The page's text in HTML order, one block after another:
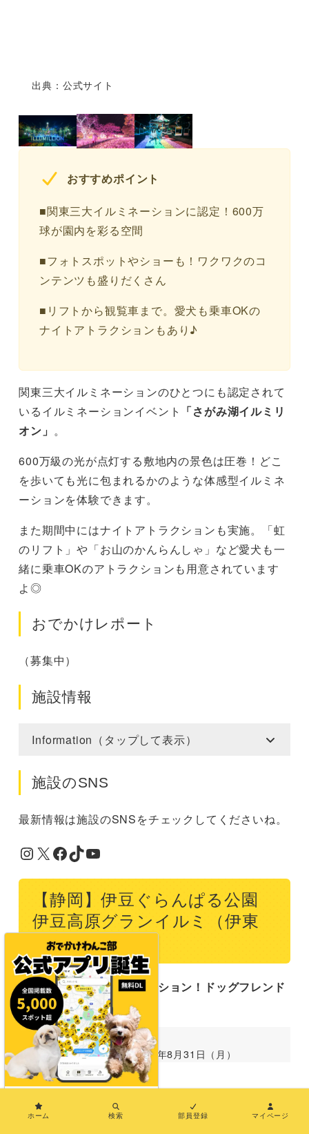
出典：公式サイト
おすすめポイント
■関東三大イルミネーションに認定！600万
球が園内を彩る空間
■フォトスポットやショーも！ワクワクのコ
ンテンツも盛りだくさん
■リフトから観覧車まで。愛犬も乗車OKの
ナイトアトラクションもあり♪
関東三大イルミネーションのひとつにも認定されて
いるイルミネーションイベント 「さがみ湖イルミリ
オン」 。
600万級の光が点灯する敷地内の景色は圧巻！どこ
を歩いても光に包まれるかのような体感型イルミネ
ーションを体験できます。
また期間中にはナイトアトラクションも実施。「虹
のリフト」や「お山のかんらんしゃ」など愛犬も一
緒に乗車OKのアトラクションも用意されています
よ◎
おでかけレポート
（募集中）
施設情報
Information（タップして表示）
施設のSNS
最新情報は施設のSNSをチェックしてくださいね。
Instagram
X Facebook
TikTok
YouTube
【静岡】伊豆ぐらんぱる公園
伊豆高原グランイルミ（伊東
市）
日本初の体験型イルミネーション！ドッグフレンド
リーな設備や施設も充実
【開催期間】
2025年11月7日（金）～2026年8月31日（月）
ホーム 検索 部員登録 マイページ